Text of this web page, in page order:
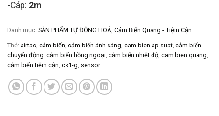
-Cáp: 2m
Danh mục: SẢN PHẨM TỰ ĐỘNG HOÁ Cảm Biến Quang - Tiệm Cận
Thẻ: airtac cảm biến cảm biến ánh sáng cam bien ap suat cảm biến
chuyển động cảm biến hồng ngoại cảm biến nhiệt độ cam bien quang
cảm biến tiệm cận cs1-g sensor